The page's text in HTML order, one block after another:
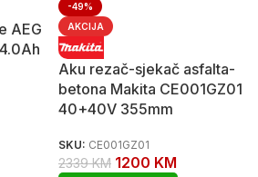
AEG
-49%
AKCIJA
Aku rezač-sjekač asfalta-
betona Makita CE001GZ01
40+40V 355mm
SKU: CE001GZ01
2339KM 1200 KM